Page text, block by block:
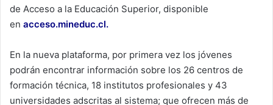
de Acceso a la Educación Superior, disponible
en acceso.mineduc.cl.
En la nueva plataforma, por primera vez los jóvenes
podrán encontrar información sobre los 26 centros de
formación técnica, 18 institutos profesionales y 43
universidades adscritas al sistema; que ofrecen más de